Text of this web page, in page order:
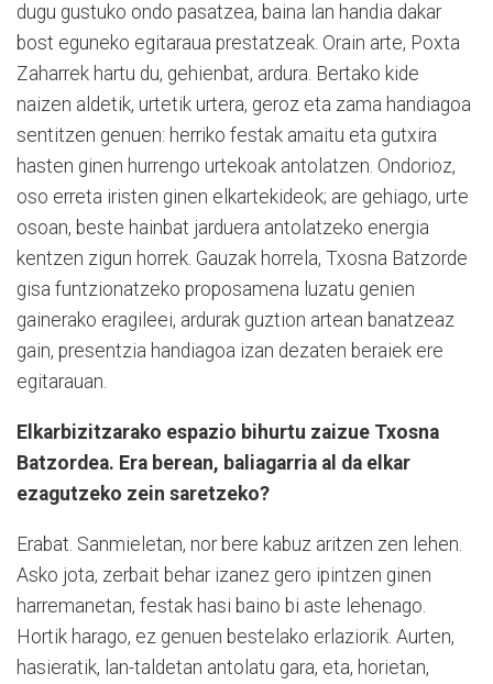
dugu gustuko ondo pasatzea, baina lan handia dakar
bost eguneko egitaraua prestatzeak. Orain arte, Poxta
Zaharrek hartu du, gehienbat, ardura. Bertako kide
naizen aldetik, urtetik urtera, geroz eta zama handiagoa
sentitzen genuen: herriko festak amaitu eta gutxira
hasten ginen hurrengo urtekoak antolatzen. Ondorioz,
oso erreta iristen ginen elkartekideok; are gehiago, urte
osoan, beste hainbat jarduera antolatzeko energia
kentzen zigun horrek. Gauzak horrela, Txosna Batzorde
gisa funtzionatzeko proposamena luzatu genien
gainerako eragileei, ardurak guztion artean banatzeaz
gain, presentzia handiagoa izan dezaten beraiek ere
egitarauan.
Elkarbizitzarako espazio bihurtu zaizue Txosna
Batzordea. Era berean, baliagarria al da elkar
ezagutzeko zein saretzeko?
Erabat. Sanmieletan, nor bere kabuz aritzen zen lehen.
Asko jota, zerbait behar izanez gero ipintzen ginen
harremanetan, festak hasi baino bi aste lehenago.
Hortik harago, ez genuen bestelako erlaziorik. Aurten,
hasieratik, lan-taldetan antolatu gara, eta, horietan,